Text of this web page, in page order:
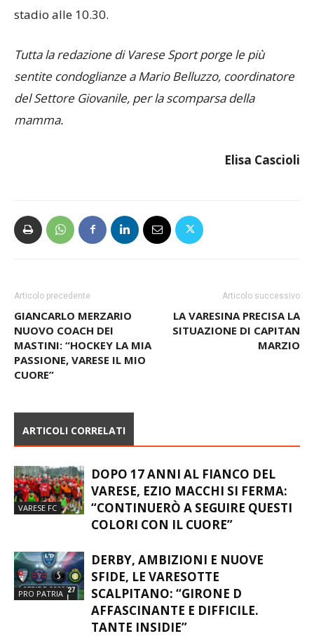
stadio alle 10.30.
Tutta la redazione di Varese Sport porge le più
sentite condoglianze a Mario Belluzzo, coordinatore
del Settore Giovanile, per la scomparsa della
mamma.
Elisa Cascioli
Articolo precedente
GIANCARLO MERZARIO
NUOVO COACH DEI
MASTINI: “HOCKEY LA MIA
PASSIONE, VARESE IL MIO
CUORE”
Articolo successivo
LA VARESINA PRECISA LA
SITUAZIONE DI CAPITAN
MARZIO
ARTICOLI CORRELATI
VARESE FC
DOPO 17 ANNI AL FIANCO DEL
VARESE, EZIO MACCHI SI FERMA:
“CONTINUERÒ A SEGUIRE QUESTI
COLORI CON IL CUORE”
PRO PATRIA
DERBY, AMBIZIONI E NUOVE
SFIDE, LE VARESOTTE
SCALPITANO: “GIRONE D
AFFASCINANTE E DIFFICILE.
TANTE INSIDIE”